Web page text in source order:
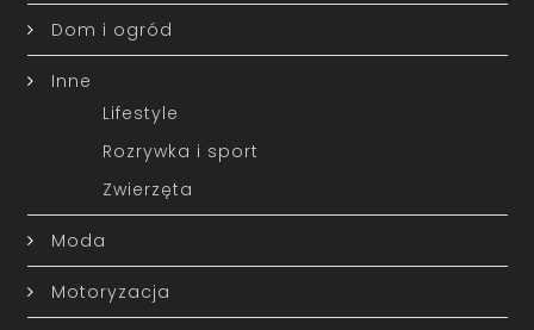
Dom i ogród
Inne
Lifestyle
Rozrywka i sport
Zwierzęta
Moda
Motoryzacja